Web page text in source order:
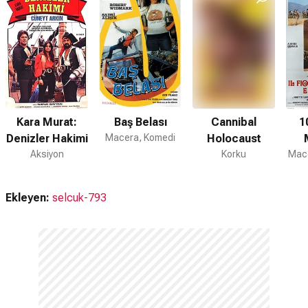
Kara Murat:
Denizler Hakimi
Aksiyon
Baş Belası
Macera, Komedi
Cannibal
Holocaust
Korku
Ekleyen: selcuk-793